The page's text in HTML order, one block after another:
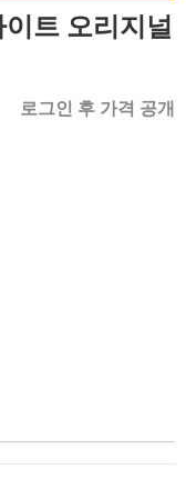
트 오리지널
로그인 후 가격 공개